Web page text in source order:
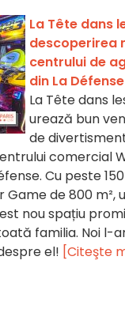
La Tête dans
descoperirea
centrului de
din La Défense
La Tête dans
urează bun
de
comercial
Cu peste
Game de 800 m²,
nou spațiu
familia. Noi l-
el! [Citeşte